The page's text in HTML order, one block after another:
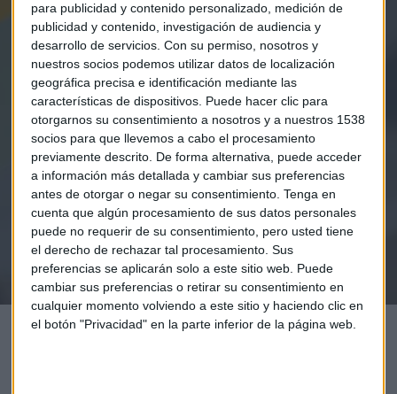
para publicidad y contenido personalizado, medición de
publicidad y contenido, investigación de audiencia y
desarrollo de servicios. Con su permiso, nosotros y
nuestros socios podemos utilizar datos de localización
geográfica precisa e identificación mediante las
características de dispositivos. Puede hacer clic para
otorgarnos su consentimiento a nosotros y a nuestros 1538
socios para que llevemos a cabo el procesamiento
previamente descrito. De forma alternativa, puede acceder
a información más detallada y cambiar sus preferencias
antes de otorgar o negar su consentimiento. Tenga en
cuenta que algún procesamiento de sus datos personales
puede no requerir de su consentimiento, pero usted tiene
el derecho de rechazar tal procesamiento. Sus
preferencias se aplicarán solo a este sitio web. Puede
cambiar sus preferencias o retirar su consentimiento en
cualquier momento volviendo a este sitio y haciendo clic en
el botón "Privacidad" en la parte inferior de la página web.
Elige los boletines a los que suscribirte*
Apertura
La Magia de la Publicidad
Claves ESG
Acepto la política de privacidad. *
¡Suscribirme!